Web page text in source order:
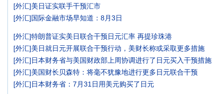
[外汇]美日证实联手干预汇市
[外汇]国际金融市场早知道：8月3日
[外汇]特朗普证实美日联合干预日元汇率 再提珍珠港
[外汇]美日就日元开展联合干预行动，美财长称或采取更多措施
[外汇]日本财务省与美国财政部上周协调进行了日元买入干预措施
[外汇]美国财长贝森特：将毫不犹豫地进行更多日元联合干预
[外汇]日本财务省：7月31日用美元购买了日元